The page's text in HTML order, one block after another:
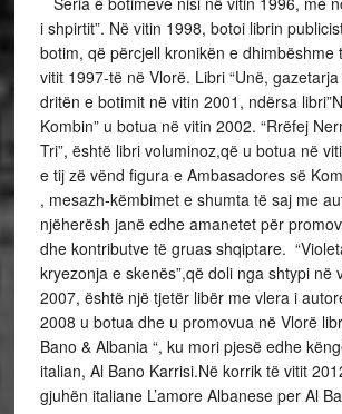
i shpirtit”. Në vitin 1998, botoi librin
botim, që përcjell kronikën e dhimbëshme
vitit 1997-të në Vlorë. Libri “Unë,
dritën e botimit në vitin 2001, ndërsa
Kombin” u botua në vitin 2002. “Rrëfej
Tri”, është libri voluminoz,që u botua në
e tij zë vënd figura e Ambasadores së
, mesazh-këmbimet e shumta të saj me
njëherësh janë edhe amanetet për
dhe kontributve të gruas shqiptare.
kryezonja e skenës”,që doli nga shtypi në
2007, është një tjetër libër me vlera i
2008 u botua dhe u promovua në Vlorë
Bano & Albania “, ku mori pjesë edhe
italian, Al Bano Karrisi.Në korrik të vitit
gjuhën italiane L’amore Albanese per Al